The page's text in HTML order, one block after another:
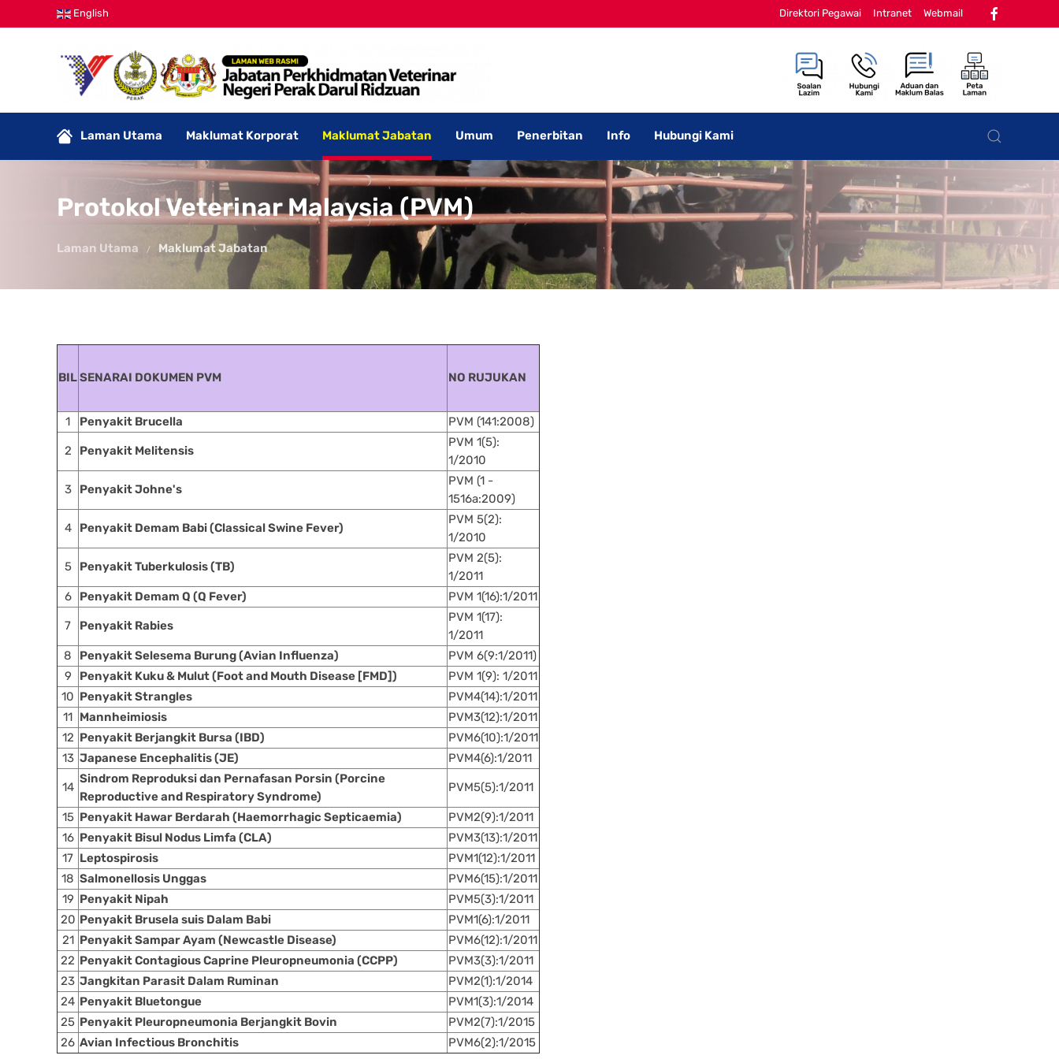
English Direktori Pegawai Intranet Webmail
Laman Utama Maklumat Korporat Maklumat Jabatan Umum Penerbitan Info Hubungi Kami
Protokol Veterinar Malaysia (PVM)
Laman Utama Maklumat Jabatan
BILSENARAI DOKUMEN PVM NO RUJUKAN
1 Penyakit Brucella PVM (141:2008)
2 Penyakit Melitensis
PVM 1(5):
1/2010
3 Penyakit Johne's
PVM (1 -
1516a:2009)
4 Penyakit Demam Babi (Classical Swine Fever)
PVM 5(2):
1/2010
5 Penyakit Tuberkulosis (TB)
PVM 2(5):
1/2011
6
Penyakit Demam Q (Q Fever) PVM 1(16):1/2011
7 Penyakit Rabies
PVM 1(17):
1/2011
8
Penyakit Selesema Burung (Avian Influenza)
PVM 6(9:1/2011)
9
Penyakit Kuku & Mulut (Foot and Mouth Disease [FMD])
PVM 1(9): 1/2011
10 Penyakit Strangles
PVM4(14):1/2011
11 Mannheimiosis
PVM3(12):1/2011
12 Penyakit Berjangkit Bursa (IBD)
PVM6(10):1/2011
13 Japanese Encephalitis (JE) PVM4(6):1/2011
14
Sindrom Reproduksi dan Pernafasan Porsin (Porcine
Reproductive and Respiratory Syndrome)
PVM5(5):1/2011
15 Penyakit Hawar Berdarah (Haemorrhagic Septicaemia)
PVM2(9):1/2011
16 Penyakit Bisul Nodus Limfa (CLA)
PVM3(13):1/2011
17 Leptospirosis
PVM1(12):1/2011
18 Salmonellosis Unggas
PVM6(15):1/2011
19 Penyakit Nipah
PVM5(3):1/2011
20 Penyakit Brusela suis Dalam Babi
PVM1(6):1/2011
21 Penyakit Sampar Ayam (Newcastle Disease)
PVM6(12):1/2011
22 Penyakit Contagious Caprine Pleuropneumonia (CCPP)
PVM3(3):1/2011
23 Jangkitan Parasit Dalam Ruminan
PVM2(1):1/2014
24 Penyakit Bluetongue
PVM1(3):1/2014
25 Penyakit Pleuropneumonia Berjangkit Bovin
PVM2(7):1/2015
26 Avian Infectious Bronchitis PVM6(2):1/2015